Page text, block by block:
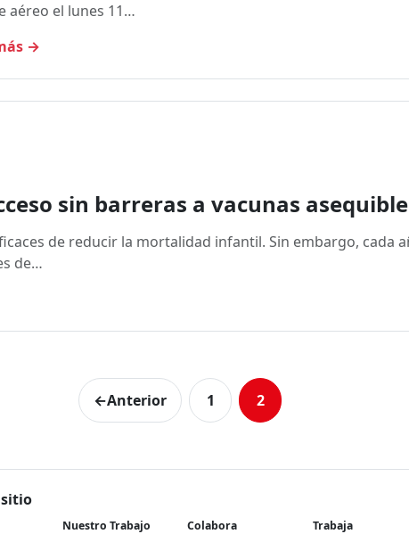
aéreo el lunes 11…
→
sin barreras a vacunas
de reducir la mortalidad infantil. Sin embargo, cada
de…
←Anterior 1 2
sitio
Nuestro Trabajo
Colabora
Trabaja